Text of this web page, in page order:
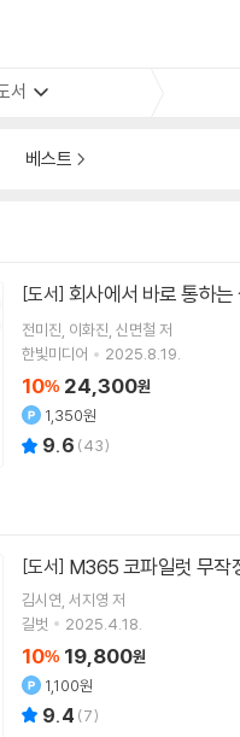
서
베스트
[도서] 회사에서 바로 통하
전미진 이화진 신면철 저
한빛미디어
2025.8.19.
10% 24,300원
1,350원
9.6 (43)
[도서] M365 코파일럿 무작
김시연 서지영 저
길벗
2025.4.18.
10% 19,800원
1,100원
9.4 (7)